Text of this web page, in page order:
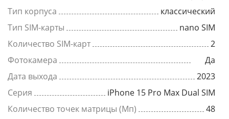
Тип корпуса
классический
Тип SIM-карты
nano SIM
Количество SIM-карт
2
Фотокамера
Да
Дата выхода
2023
Серия
iPhone 15 Pro Max Dual SIM
Количество точек матрицы (Мп)
48